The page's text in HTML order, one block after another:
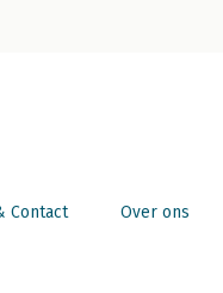
Contact Over ons